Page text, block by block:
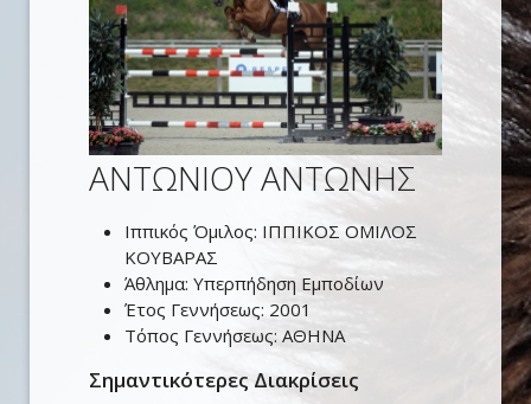
ΑΝΤΩΝΙΟΥ ΑΝΤΩΝΗΣ
Ιππικός Όμιλος: ΙΠΠΙΚΟΣ ΟΜΙΛΟΣ
ΚΟΥΒΑΡΑΣ
Άθλημα: Υπερπήδηση Εμποδίων
Έτος Γεννήσεως: 2001
Τόπος Γεννήσεως: ΑΘΗΝΑ
Σημαντικότερες Διακρίσεις